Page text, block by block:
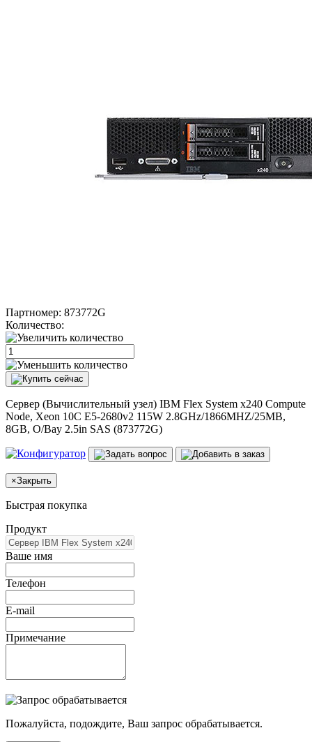
Партномер: 873772G
Количество:
Сервер (Вычислительный узел) IBM Flex System x240 Compute
Node, Xeon 10C E5-2680v2 115W 2.8GHz/1866MHZ/25MB,
8GB, O/Bay 2.5in SAS (873772G)
×Закрыть
Быстрая покупка
Продукт
Ваше имя
Телефон
E-mail
Примечание
Пожалуйста, подождите, Ваш запрос обрабатывается.